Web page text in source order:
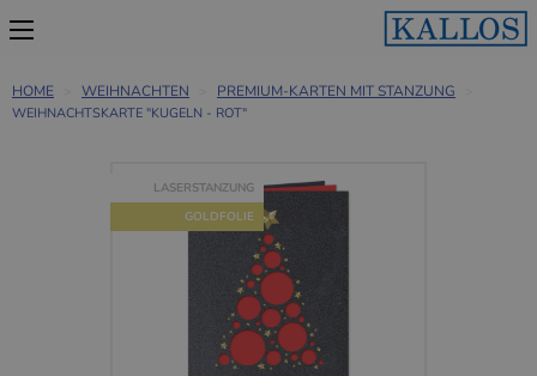
HOME WEIHNACHTEN PREMIUM-KARTEN MIT STANZUNG
WEIHNACHTSKARTE "KUGELN - ROT"
LASERSTANZUNG
GOLDFOLIE